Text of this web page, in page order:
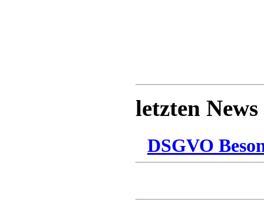
letzten News
DSGVO